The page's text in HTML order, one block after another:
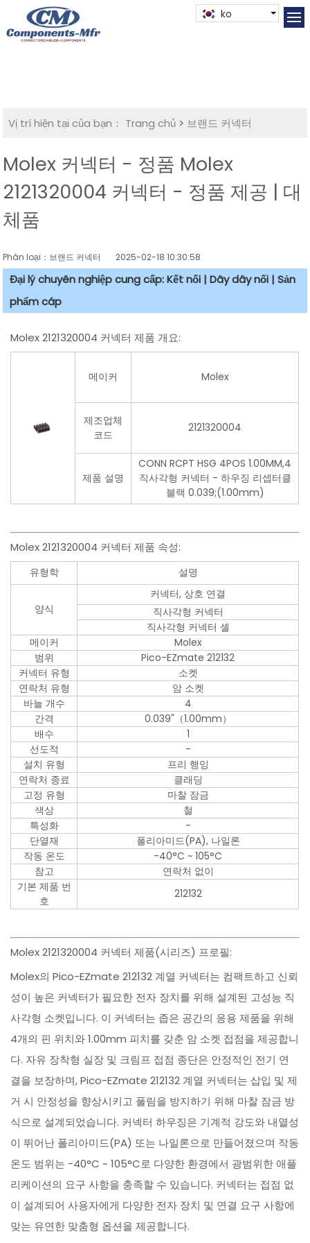
ko
Vị trí hiện tại của bạn： Trang chủ > 브랜드 커넥터
Molex 커넥터 - 정품 Molex
2121320004 커넥터 - 정품 제공 | 대
체품
Phân loại：브랜드 커넥터 2025-02-18 10:30:58
Đại lý chuyên nghiệp cung cấp: Kết nối | Dây dây nối | Sản
phẩm cáp
Molex 2121320004 커넥터 제품 개요:
메이커 Molex
제조업체
코드
2121320004
제품 설명
CONN RCPT HSG 4POS 1.00MM,4
직사각형 커넥터 - 하우징 리셉터클
블랙 0.039;(1.00mm)
Molex 2121320004 커넥터 제품 속성:
유형학 설명
양식
커넥터, 상호 연결
직사각형 커넥터
직사각형 커넥터 셸
메이커
Molex
범위
Pico-EZmate 212132
커넥터 유형
소켓
연락처 유형
암 소켓
바늘 개수
4
간격
0.039"（1.00mm）
배수
1
선도적
-
설치 유형
프리 행잉
연락처 종료
클래딩
고정 유형
마찰 잠금
색상
철
특성화
-
단열재
폴리아미드(PA), 나일론
작동 온도
-40°C ~ 105°C
참고
연락처 없이
기본 제품 번
호
212132
Molex 2121320004 커넥터 제품(시리즈) 프로필:
Molex의 Pico-EZmate 212132 계열 커넥터는 컴팩트하고 신뢰
성이 높은 커넥터가 필요한 전자 장치를 위해 설계된 고성능 직
사각형 소켓입니다. 이 커넥터는 좁은 공간의 응용 제품을 위해
4개의 핀 위치와 1.00mm 피치를 갖춘 암 소켓 접점을 제공합니
다. 자유 장착형 실장 및 크림프 접점 종단은 안정적인 전기 연
결을 보장하며, Pico-EZmate 212132 계열 커넥터는 삽입 및 제
거 시 안정성을 향상시키고 풀림을 방지하기 위해 마찰 잠금 방
식으로 설계되었습니다. 커넥터 하우징은 기계적 강도와 내열성
이 뛰어난 폴리아미드(PA) 또는 나일론으로 만들어졌으며 작동
온도 범위는 -40°C ~ 105°C로 다양한 환경에서 광범위한 애플
리케이션의 요구 사항을 충족할 수 있습니다. 커넥터는 접점 없
이 설계되어 사용자에게 다양한 전자 장치 및 연결 요구 사항에
맞는 유연한 맞춤형 옵션을 제공합니다.